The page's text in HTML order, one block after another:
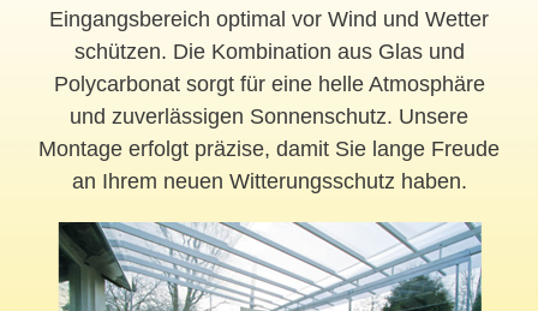
Eingangsbereich optimal vor Wind und Wetter
schützen. Die Kombination aus Glas und
Polycarbonat sorgt für eine helle Atmosphäre
und zuverlässigen Sonnenschutz. Unsere
Montage erfolgt präzise, damit Sie lange Freude
an Ihrem neuen Witterungsschutz haben.